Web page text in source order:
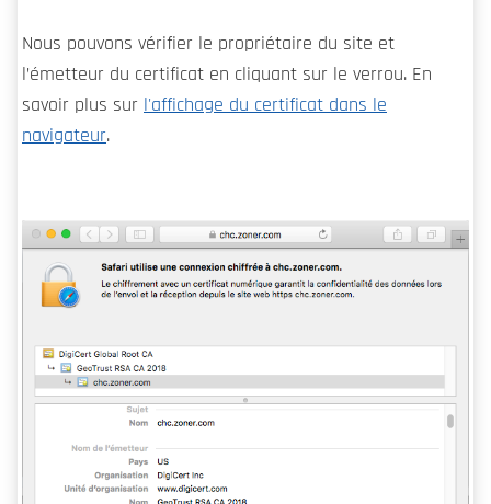
Nous pouvons vérifier le propriétaire du site et
l’émetteur du certificat en cliquant sur le verrou. En
savoir plus sur
l'affichage du certificat dans le
navigateur.